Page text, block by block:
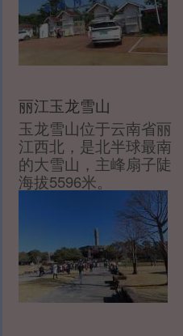
丽江玉龙雪山
玉龙雪山位于云南省丽
江西北，是北半球最南
的大雪山，主峰扇子陡
海拔5596米。